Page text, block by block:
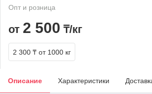
Опт и розница
от 2 500 ₸/кг
2 300 ₸ от 1000 кг
Описание Характеристики